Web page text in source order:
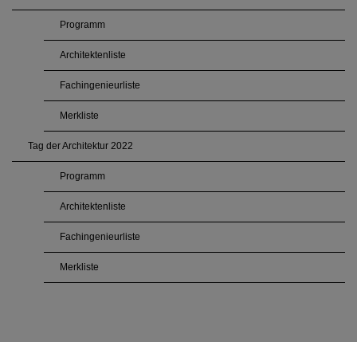
Programm
Architektenliste
Fachingenieurliste
Merkliste
Tag der Architektur 2022
Programm
Architektenliste
Fachingenieurliste
Merkliste